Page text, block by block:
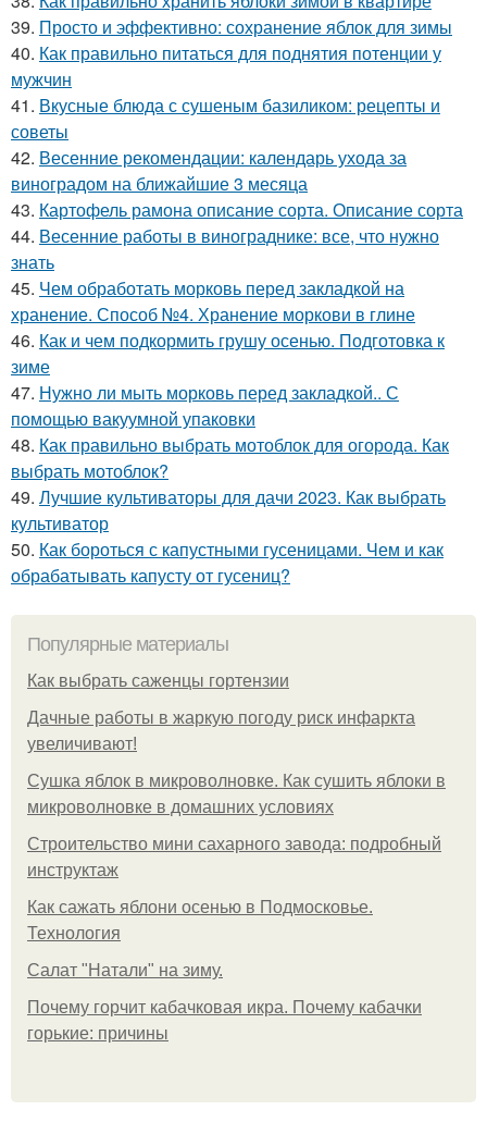
39. Просто и эффективно: сохранение яблок для зимы
40. Как правильно питаться для поднятия потенции у
мужчин
41. Вкусные блюда с сушеным базиликом: рецепты и
советы
42. Весенние рекомендации: календарь ухода за
виноградом на ближайшие 3 месяца
43. Картофель рамона описание сорта. Описание сорта
44. Весенние работы в винограднике: все, что нужно
знать
45. Чем обработать морковь перед закладкой на
хранение. Способ №4. Хранение моркови в глине
46. Как и чем подкормить грушу осенью. Подготовка к
зиме
47. Нужно ли мыть морковь перед закладкой.. С
помощью вакуумной упаковки
48. Как правильно выбрать мотоблок для огорода. Как
выбрать мотоблок?
49. Лучшие культиваторы для дачи 2023. Как выбрать
культиватор
50. Как бороться с капустными гусеницами. Чем и как
обрабатывать капусту от гусениц?
Популярные материалы
Как выбрать саженцы гортензии
Дачные работы в жаркую погоду риск инфаркта
увеличивают!
Сушка яблок в микроволновке. Как сушить яблоки в
микроволновке в домашних условиях
Строительство мини сахарного завода: подробный
инструктаж
Как сажать яблони осенью в Подмосковье.
Технология
Caлaт "Нaтaли" нa зиму.
Почему горчит кабачковая икра. Почему кабачки
горькие: причины